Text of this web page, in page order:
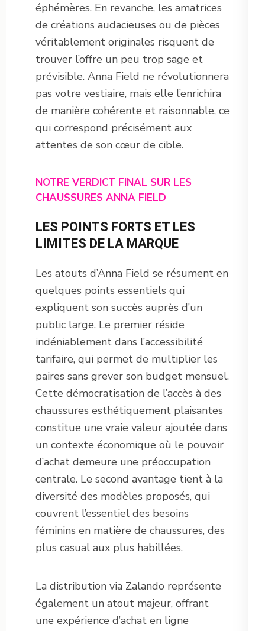
éphémères. En revanche, les amatrices
de créations audacieuses ou de pièces
véritablement originales risquent de
trouver l’offre un peu trop sage et
prévisible. Anna Field ne révolutionnera
pas votre vestiaire, mais elle l’enrichira
de manière cohérente et raisonnable, ce
qui correspond précisément aux
attentes de son cœur de cible.
NOTRE VERDICT FINAL SUR LES
CHAUSSURES ANNA FIELD
LES POINTS FORTS ET LES
LIMITES DE LA MARQUE
Les atouts d’Anna Field se résument en
quelques points essentiels qui
expliquent son succès auprès d’un
public large. Le premier réside
indéniablement dans l’accessibilité
tarifaire, qui permet de multiplier les
paires sans grever son budget mensuel.
Cette démocratisation de l’accès à des
chaussures esthétiquement plaisantes
constitue une vraie valeur ajoutée dans
un contexte économique où le pouvoir
d’achat demeure une préoccupation
centrale. Le second avantage tient à la
diversité des modèles proposés, qui
couvrent l’essentiel des besoins
féminins en matière de chaussures, des
plus casual aux plus habillées.
La distribution via Zalando représente
également un atout majeur, offrant
une expérience d’achat en ligne